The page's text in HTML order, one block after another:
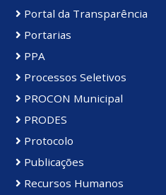
Portal da Transparência
Portarias
PPA
Processos Seletivos
PROCON Municipal
PRODES
Protocolo
Publicações
Recursos Humanos